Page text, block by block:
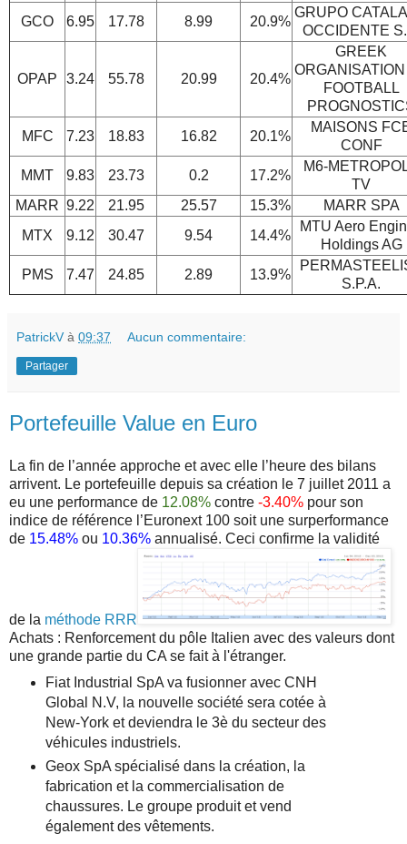
GCO
6.95 17.78 8.99 20.9%
GRUPO
OCCIDENTE
OPAP 3.24 55.78 20.99 20.4%
GREEK
FOOTBALL
MFC
7.23 18.83 16.82 20.1%
MAISONS
CONF
MMT
9.83 23.73 0.2 17.2%
M6-
TV
MARR 9.22 21.95 25.57 15.3%
MARR SPA
MTX
9.12 30.47 9.54 14.4%
MTU Aero
Holdings AG
PMS
7.47 24.85 2.89 13.9%
S.P.A.
PatrickV à 09:37 Aucun commentaire:
Partager
Portefeuille Value en Euro
La fin de l’année approche et avec elle l’heure des bilans
arrivent. Le portefeuille depuis sa création le 7 juillet 2011 a
eu une performance de 12.08% contre -3.40% pour son
indice de référence l’Euronext 100 soit une surperformance
de 15.48% ou 10.36% annualisé. Ceci confirme la validité
de la méthode RRR
Achats : Renforcement du pôle Italien avec des valeurs dont
une grande partie du CA se fait à l'étranger.
Fiat Industrial SpA va fusionner avec CNH
Global N.V, la nouvelle société sera cotée à
New-York et deviendra le 3è du secteur des
véhicules industriels.
Geox SpA spécialisé dans la création, la
fabrication et la commercialisation de
chaussures. Le groupe produit et vend
également des vêtements.